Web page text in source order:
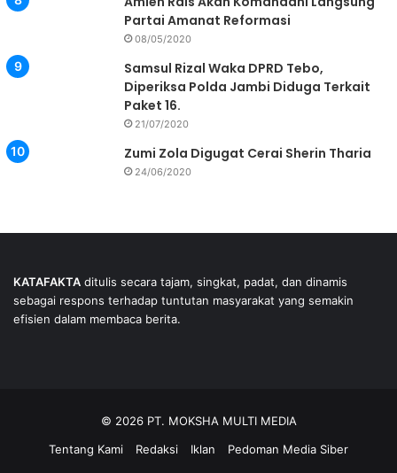
Partai Amanat Reformasi
08/05/2020
Samsul Rizal Waka DPRD Tebo,
Diperiksa Polda Jambi Diduga Terkait
Paket 16.
21/07/2020
Zumi Zola Digugat Cerai Sherin Tharia
24/06/2020
KATAFAKTA ditulis secara tajam, singkat, padat, dan dinamis
sebagai respons terhadap tuntutan masyarakat yang semakin
efisien dalam membaca berita.
© 2026 PT. MOKSHA MULTI MEDIA
Tentang Kami
Redaksi Iklan
Pedoman Media Siber